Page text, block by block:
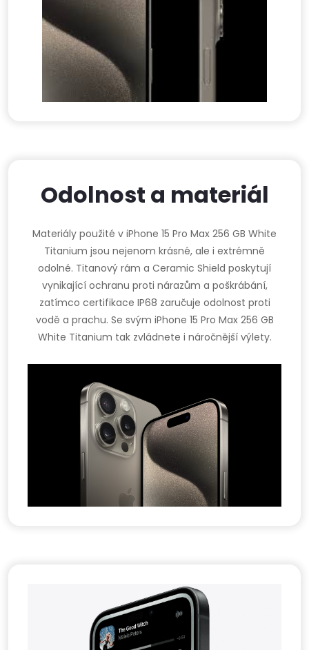
Odolnost a materiál
Materiály použité v iPhone 15 Pro Max 256 GB White
Titanium jsou nejenom krásné, ale i extrémně
odolné. Titanový rám a Ceramic Shield poskytují
vynikající ochranu proti nárazům a poškrábání,
zatímco certifikace IP68 zaručuje odolnost proti
vodě a prachu. Se svým iPhone 15 Pro Max 256 GB
White Titanium tak zvládnete i náročnější výlety.